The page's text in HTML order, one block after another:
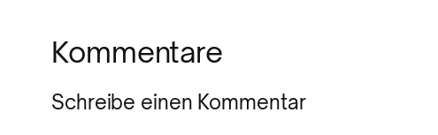
Kommentare
Schreibe einen Kommentar